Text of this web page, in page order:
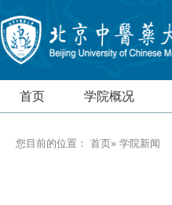
首页 学院概况
您目前的位置： 首页» 学院新闻